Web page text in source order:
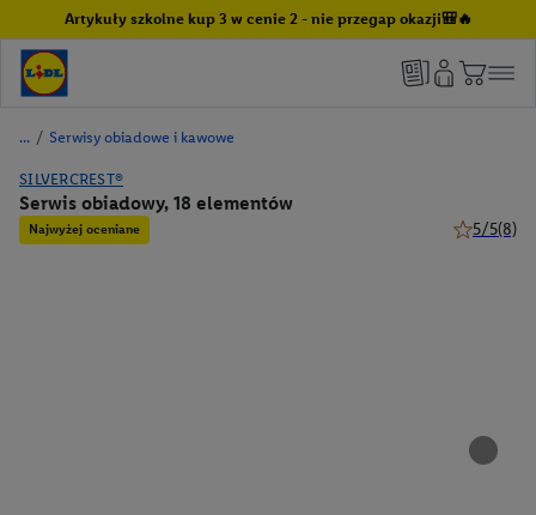
Artykuły szkolne kup 3 w cenie 2 - nie przegap okazji🎒🔥
/ Serwisy obiadowe i kawowe
SILVERCREST®
Serwis obiadowy, 18 elementów
Najwyżej oceniane 5/5(8)